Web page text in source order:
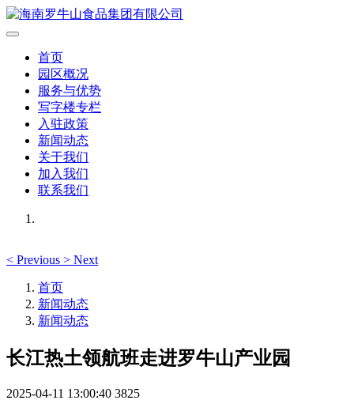
首页
园区概况
服务与优势
写字楼专栏
入驻政策
新闻动态
关于我们
加入我们
联系我们
< Previous > Next
首页
新闻动态
新闻动态
长江热土领航班走进罗牛山产业园
2025-04-11 13:00:40 3825